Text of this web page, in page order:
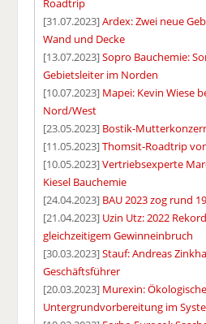
Roadtrip
[31.07.2023]Ardex: Zwei neue
Wand und Decke
[13.07.2023]Sopro Bauchemie:
Gebietsleiter im Norden
[10.07.2023] Mapei: Kevin Wiese
Nord/West
[23.05.2023] Bostik-
[11.05.2023]Thomsit-Roadtrip
[10.05.2023]Vertriebsexperte
Kiesel Bauchemie
[24.04.2023] BAU 2023 zog rund
[21.04.2023] Uzin Utz: 2022
gleichzeitigem Gewinneinbruch
[30.03.2023]Stauf: Andreas
Geschäftsführer
[20.03.2023] Murexin: Ökologische
Untergrundvorbereitung im